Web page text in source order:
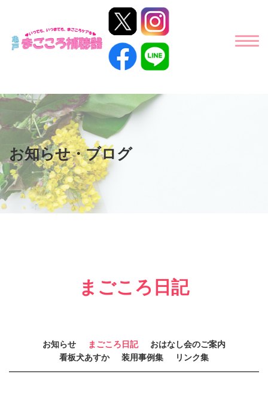
お知らせ・ブログ
まごころ日記
お知らせ まごころ日記
おはなし会のご案内
看板犬あすか
装用事例集 リンク集